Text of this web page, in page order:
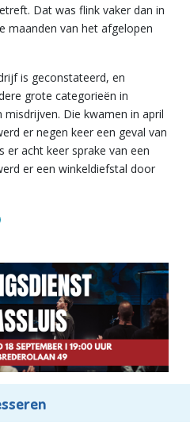
Dat was flink vaker dan in
maanden van het afgelopen
is geconstateerd, en
grote categorieën in
Die kwamen in april
er negen keer een geval van
er acht keer sprake van een
er een winkeldiefstal door